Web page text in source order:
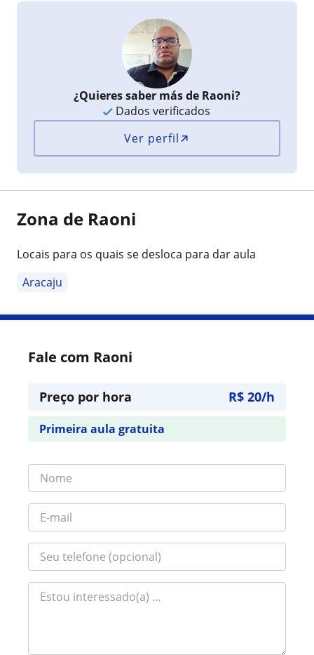
¿Quieres saber más de Raoni?
Dados verificados
Ver perfil
Zona de Raoni
Locais para os quais se desloca para dar aula
Aracaju
Fale com Raoni
Preço por hora R$ 20/h
Primeira aula gratuita